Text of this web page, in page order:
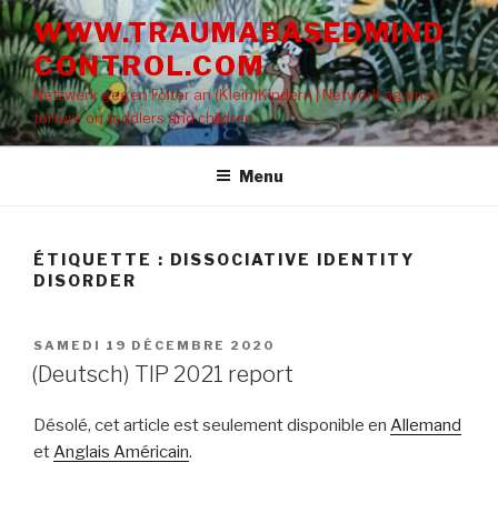
Aller
au
contenu
principal
WWW.TRAUMABASEDMIND
CONTROL.COM
Netzwerk gegen Folter an (Klein)Kindern | Network against
torture on toddlers and children
Menu
ÉTIQUETTE : DISSOCIATIVE IDENTITY
DISORDER
PUBLIÉ
LE
SAMEDI 19 DÉCEMBRE 2020
(Deutsch) TIP 2021 report
Désolé, cet article est seulement disponible en Allemand
etAnglais Américain.